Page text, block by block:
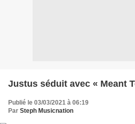
Justus séduit avec « Meant
Publié le 03/03/2021 à 06:19
Par Steph Musicnation